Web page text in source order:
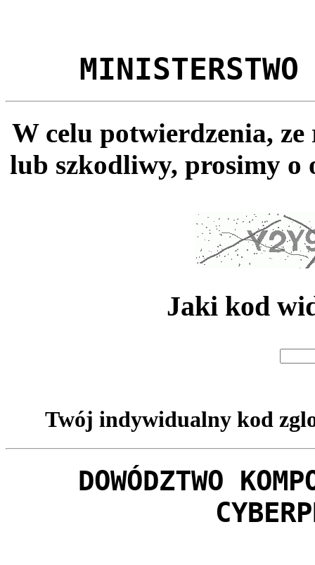
MINISTERSTWO
W celu potwierdzenia,
lub szkodliwy, prosimy o
Jaki kod
Twój indywidualny kod
DOWÓDZTWO